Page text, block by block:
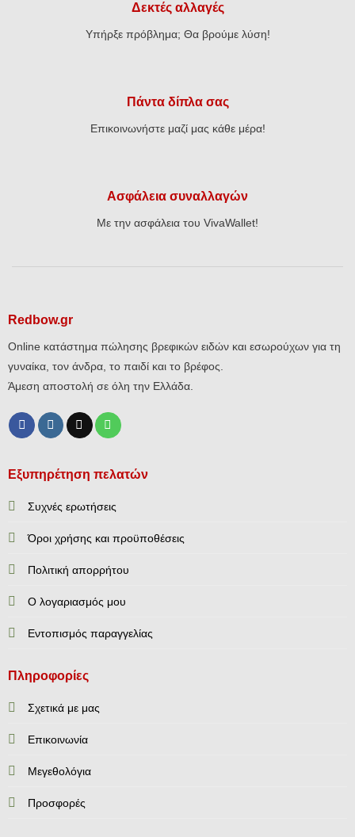
Δεκτές αλλαγές
Υπήρξε πρόβλημα; Θα βρούμε λύση!
Πάντα δίπλα σας
Επικοινωνήστε μαζί μας κάθε μέρα!
Ασφάλεια συναλλαγών
Με την ασφάλεια του VivaWallet!
Redbow.gr
Online κατάστημα πώλησης βρεφικών ειδών και εσωρούχων για τη
γυναίκα, τον άνδρα, το παιδί και το βρέφος.
Άμεση αποστολή σε όλη την Ελλάδα.
Εξυπηρέτηση πελατών
Συχνές ερωτήσεις
Όροι χρήσης και προϋποθέσεις
Πολιτική απορρήτου
Ο λογαριασμός μου
Εντοπισμός παραγγελίας
Πληροφορίες
Σχετικά με μας
Επικοινωνία
Mεγεθολόγια
Προσφορές